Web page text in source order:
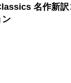
名作新訳
ン